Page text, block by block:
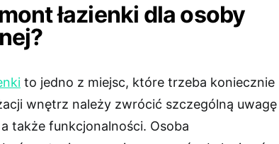
łazienki dla osoby
to jedno z miejsc, które trzeba koniecznie
wnętrz należy zwrócić szczególną uwagę
także funkcjonalności. Osoba